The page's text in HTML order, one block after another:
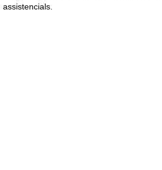
assistencials.